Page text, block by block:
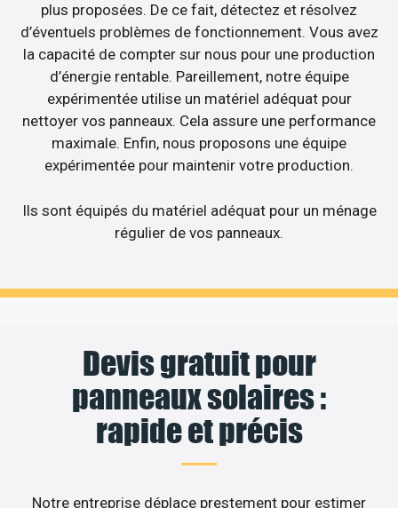
plus proposées. De ce fait, détectez et résolvez
d’éventuels problèmes de fonctionnement. Vous avez
la capacité de compter sur nous pour une production
d’énergie rentable. Pareillement, notre équipe
expérimentée utilise un matériel adéquat pour
nettoyer vos panneaux. Cela assure une performance
maximale. Enfin, nous proposons une équipe
expérimentée pour maintenir votre production.
Ils sont équipés du matériel adéquat pour un ménage
régulier de vos panneaux.
Devis gratuit pour
panneaux solaires :
rapide et précis
Notre entreprise déplace prestement pour estimer